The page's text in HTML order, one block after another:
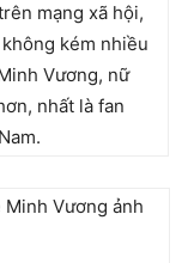
mạng xã hội,
kém nhiều
Vương, nữ
nhất là fan